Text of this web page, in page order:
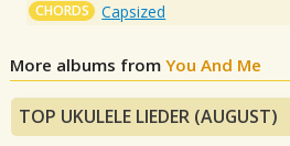
CHORDS Capsized
More albums fromYou And Me
TOP UKULELE LIEDER (AUGUST)